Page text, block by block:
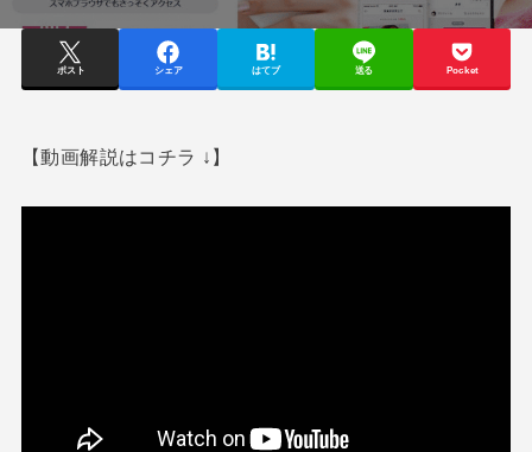
ポスト シェア はてブ 送る Pocket
【動画解説はコチラ ↓】